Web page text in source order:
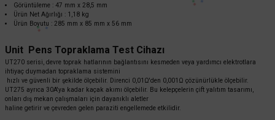
Sepete Ekle
Görüntüleme : 47 mm x 28,5 mm
Ürün Net Ağırlığı : 1,18 kg
Ürün Boyutu : 285 mm x 85 mm x 56 mm
Unit Pens Topraklama Test Cihazı
UT270 serisi, devre toprak hatlarının bağlantısını kesmeden veya yardımcı elektrotlara
ihtiyaç duymadan topraklama sistemini
hızlı ve güvenli bir şekilde ölçebilir. Direnci 0,01Ω'den 0,001Ω çözünürlükle ölçebilir.
UT275 ayrıca 30A'ya kadar kaçak akımı ölçebilir. Bu kelepçelerin çift yalıtım tasarımı,
onları dış mekan çalışmaları için dayanıklı aletler
haline getirir ve çevreden gelen paraziti engellemede etkilidir.